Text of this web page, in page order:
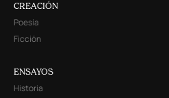
CREACIÓN
Poesía
Ficción
ENSAYOS
Historia